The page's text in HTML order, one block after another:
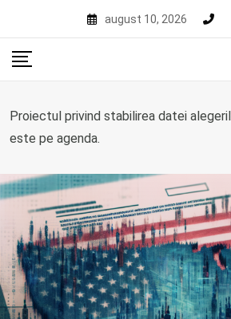
content
august 10, 2026
Proiectul privind stabilirea datei
este pe agenda.